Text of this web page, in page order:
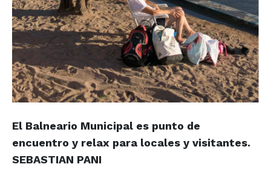
El Balneario Municipal es punto de
encuentro y relax para locales y visitantes.
SEBASTIAN PANI